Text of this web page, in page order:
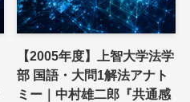
【2005年度】上智大学法学
部 国語・大問1解法アナト
ミー｜中村雄二郎『共通感